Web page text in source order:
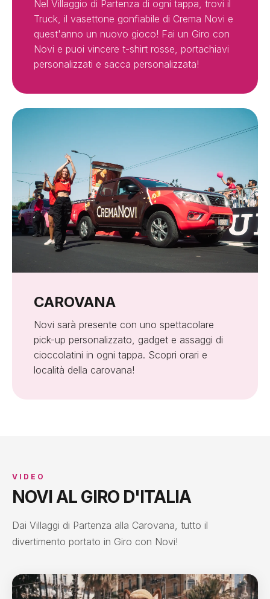
Nel Villaggio di Partenza di ogni tappa, trovi il
Truck, il vasettone gonfiabile di Crema Novi e
quest'anno un nuovo gioco! Fai un Giro con
Novi e puoi vincere t-shirt rosse, portachiavi
personalizzati e sacca personalizzata!
CAROVANA
Novi sarà presente con uno spettacolare
pick-up personalizzato, gadget e assaggi di
cioccolatini in ogni tappa. Scopri orari e
località della carovana!
VIDEO
NOVI AL GIRO D'ITALIA
Dai Villaggi di Partenza alla Carovana, tutto il
divertimento portato in Giro con Novi!